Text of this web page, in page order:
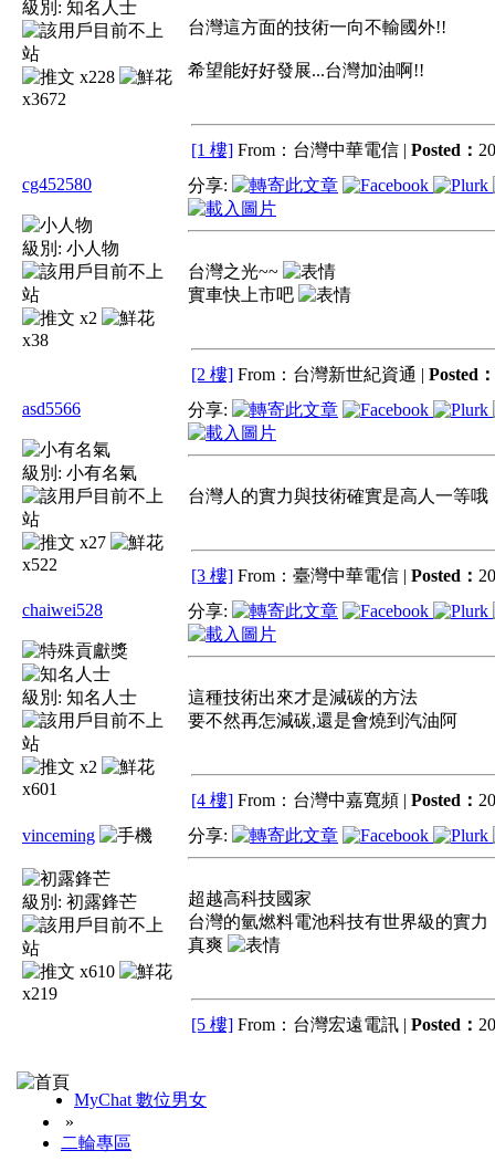
級別: 知名人士
x228
x3672
台灣這方面的技術一向不輸國外!!
希望能好好發展...台灣加油啊!!
[1 樓] From：台灣中華電信 | Posted：
cg452580
級別: 小人物
x2
x38
分享:
台灣之光~~
實車快上市吧
[2 樓] From：台灣新世紀資通 | Posted：
asd5566
級別: 小有名氣
x27
x522
分享:
台灣人的實力與技術確實是高人一等哦
[3 樓] From：臺灣中華電信 | Posted：
chaiwei528
級別: 知名人士
x2
x601
分享:
這種技術出來才是減碳的方法
要不然再怎減碳,還是會燒到汽油阿
[4 樓] From：台灣中嘉寬頻 | Posted：
vinceming
級別: 初露鋒芒
x610
x219
分享:
超越高科技國家
台灣的氫燃料電池科技有世界級的實力
真爽
[5 樓] From：台灣宏遠電訊 | Posted：
MyChat 數位男女
»
二輪專區